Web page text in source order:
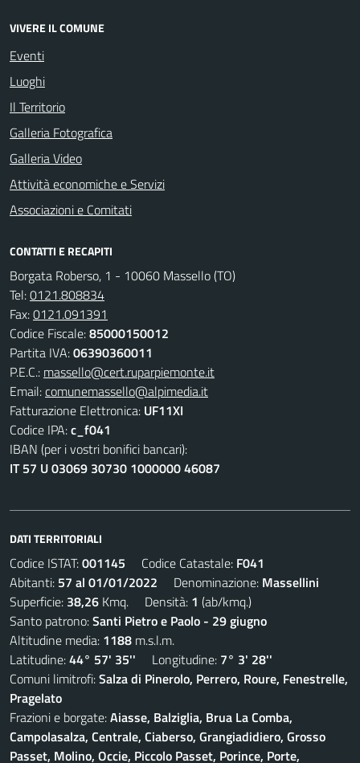
VIVERE IL COMUNE
Eventi
Luoghi
Il Territorio
Galleria Fotografica
Galleria Video
Attività economiche e Servizi
Associazioni e Comitati
CONTATTI E RECAPITI
Borgata Roberso, 1 - 10060 Massello (TO)
Tel:0121.808834
Fax:0121.091391
Codice Fiscale:85000150012
Partita IVA:06390360011
P.E.C.: massello@cert.ruparpiemonte.it
Email:comunemassello@alpimedia.it
Fatturazione Elettronica: UF11XI
Codice IPA:c_f041
IBAN (per i vostri bonifici bancari):
IT 57 U 03069 30730 1000000 46087
DATI TERRITORIALI
Codice ISTAT:001145 Codice Catastale: F041
Abitanti: 57 al 01/01/2022 Denominazione: Massellini
Superficie: 38,26 Kmq. Densità: 1 (ab/kmq.)
Santo patrono:Santi Pietro e Paolo - 29 giugno
Altitudine media: 1188 m.s.l.m.
Latitudine:44° 57' 35'' Longitudine: 7° 3' 28''
Comuni limitrofi:Salza di Pinerolo, Perrero, Roure, Fenestrelle,
Pragelato
Frazioni e borgate:Aiasse, Balziglia, Brua La Comba,
Campolasalza, Centrale, Ciaberso, Grangiadidiero, Grosso
Passet, Molino, Occie, Piccolo Passet, Porince, Porte,